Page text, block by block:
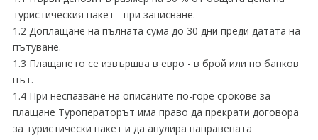
туристическия пакет - при записване.
1.2 Доплащане на пълната сума до 30 дни преди датата на
пътуване.
1.3 Плащането се извършва в евро - в брой или по банков
път.
1.4 При неспазване на описаните по-горе срокове за
плащане Туроператорът има право да прекрати договора
за туристически пакет и да анулира направената